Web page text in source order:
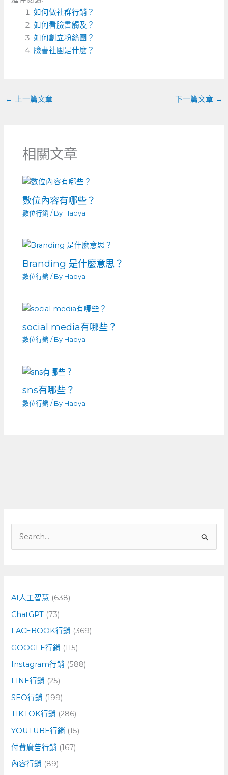
如何做社群行銷？
如何看臉書觸及？
如何創立粉絲團？
臉書社團是什麼？
← 上一篇文章 下一篇文章 →
相關文章
數位內容有哪些？
數位行銷 / By Haoya
Branding 是什麼意思？
數位行銷 / By Haoya
social media有哪些？
數位行銷 / By Haoya
sns有哪些？
數位行銷 / By Haoya
字
:
AI人工智慧 (638)
ChatGPT (73)
FACEBOOK行銷 (369)
GOOGLE行銷 (115)
Instagram行銷 (588)
LINE行銷 (25)
SEO行銷 (199)
TIKTOK行銷 (286)
YOUTUBE行銷 (15)
付費廣告行銷 (167)
內容行銷 (89)